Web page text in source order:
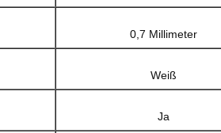
0,7 Millimeter
Weiß
Ja